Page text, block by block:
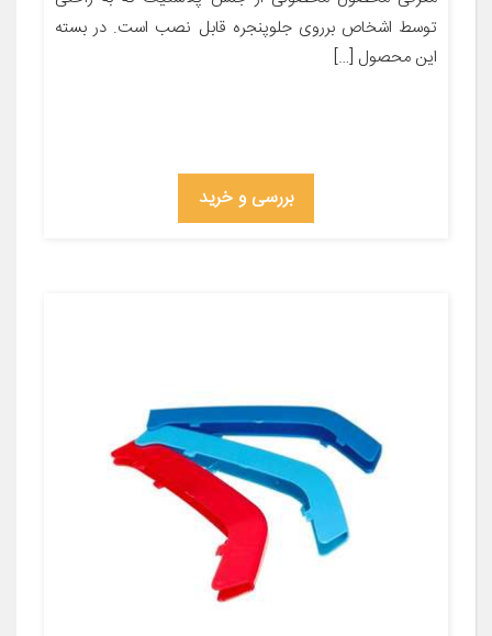
توسط اشخاص برروی جلوپنجره قابل نصب است. در بسته
این محصول […]
بررسی و خرید